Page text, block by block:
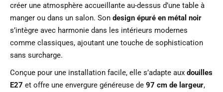
créer une atmosphère accueillante au-dessus d’une table à
manger ou dans un salon. Son design épuré en métal noir
s’intègre avec harmonie dans les intérieurs modernes
comme classiques, ajoutant une touche de sophistication
sans surcharge.
Conçue pour une installation facile, elle s’adapte aux douilles
E27 et offre une envergure généreuse de 97 cm de largeur,